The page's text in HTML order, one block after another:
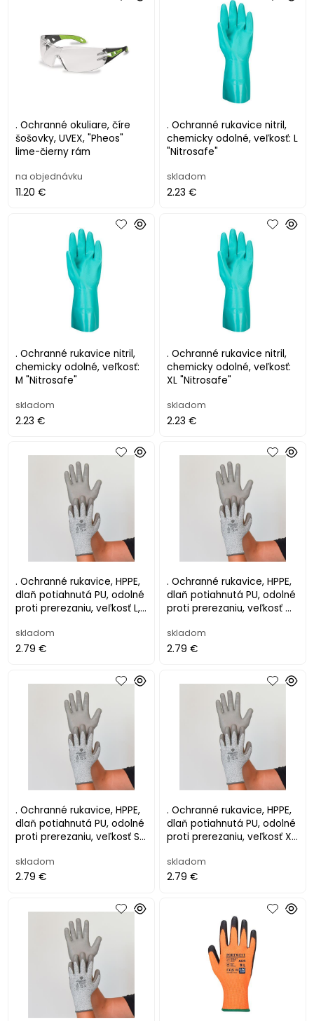
. Ochranné okuliare, číre
šošovky, UVEX, "Pheos"
lime-čierny rám
na objednávku
11.20 €
. Ochranné rukavice nitril,
chemicky odolné, veľkosť: L
"Nitrosafe"
skladom
2.23 €
. Ochranné rukavice nitril,
chemicky odolné, veľkosť:
M "Nitrosafe"
skladom
2.23 €
. Ochranné rukavice nitril,
chemicky odolné, veľkosť:
XL "Nitrosafe"
skladom
2.23 €
. Ochranné rukavice, HPPE,
dlaň potiahnutá PU, odolné
proti prerezaniu, veľkosť L,
skladom
2.79 €
. Ochranné rukavice, HPPE,
dlaň potiahnutá PU, odolné
proti prerezaniu, veľkosť M,
skladom
2.79 €
. Ochranné rukavice, HPPE,
dlaň potiahnutá PU, odolné
proti prerezaniu, veľkosť S,
skladom
2.79 €
. Ochranné rukavice, HPPE,
dlaň potiahnutá PU, odolné
proti prerezaniu, veľkosť XL,
skladom
2.79 €